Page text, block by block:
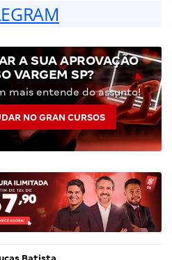
A SUA APROVAÇÃO
VARGEM SP?
mais entende do assunto!
NO GRAN CURSOS